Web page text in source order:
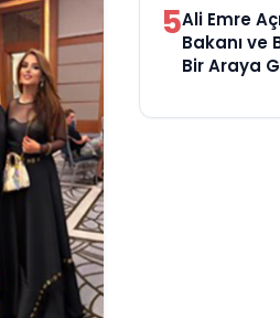
5Ali Emre
Bakanı ve
Bir Araya